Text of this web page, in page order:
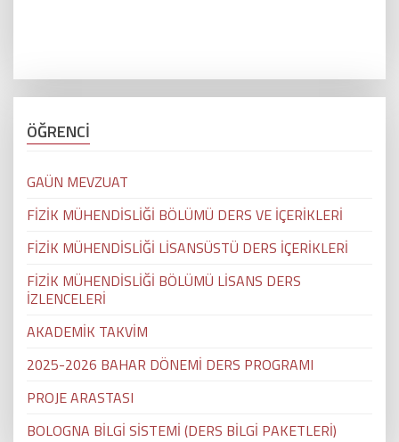
ÖĞRENCİ
GAÜN MEVZUAT
FİZİK MÜHENDİSLİĞİ BÖLÜMÜ DERS VE İÇERİKLERİ
FİZİK MÜHENDİSLİĞİ LİSANSÜSTÜ DERS İÇERİKLERİ
FİZİK MÜHENDİSLİĞİ BÖLÜMÜ LİSANS DERS
İZLENCELERİ
AKADEMİK TAKVİM
2025-2026 BAHAR DÖNEMİ DERS PROGRAMI
PROJE ARASTASI
BOLOGNA BİLGİ SİSTEMİ (DERS BİLGİ PAKETLERİ)